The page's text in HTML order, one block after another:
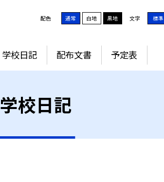
配色 通常 白地 黒地 文字 標準
学校日記 配布文書 予定表
学校日記